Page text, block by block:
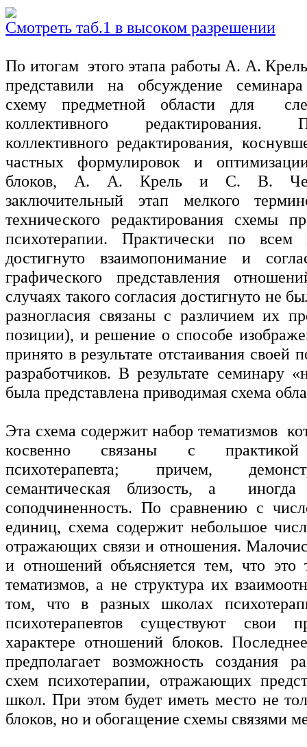
Смотреть таб.1 в высоком разрешении
По итогам этого этапа работы А. А.
представили на обсуждение семинара
схему предметной области для
коллективного редактирования.
коллективного редактирования,
частных формулировок и
блоков, А. А. Крель и С. В.
заключительный этап мелкого
технического редактирования схемы
психотерапии. Практически по всем
достигнуто взаимопонимание и
графического представления
случаях такого согласия достигнуто не
разногласия связаны с различием их
позиции), и решение о способе
принято в результате отстаивания своей
разработчиков. В результате семинару
была представлена приводимая схема
Эта схема содержит набор тематизмов
косвенно связаны с практикой
психотерапевта; причем,
семантическая близость, а иногда
соподчиненность. По сравнению с
единиц, схема содержит небольшое
отражающих связи и отношения.
и отношений объясняется тем, что это
тематизмов, а не структура их
том, что в разных школах
психотерапевтов существуют свои
характере отношений блоков.
предполагает возможность создания
схем психотерапии, отражающих
школ. При этом будет иметь место не
блоков, но и обогащение схемы связями